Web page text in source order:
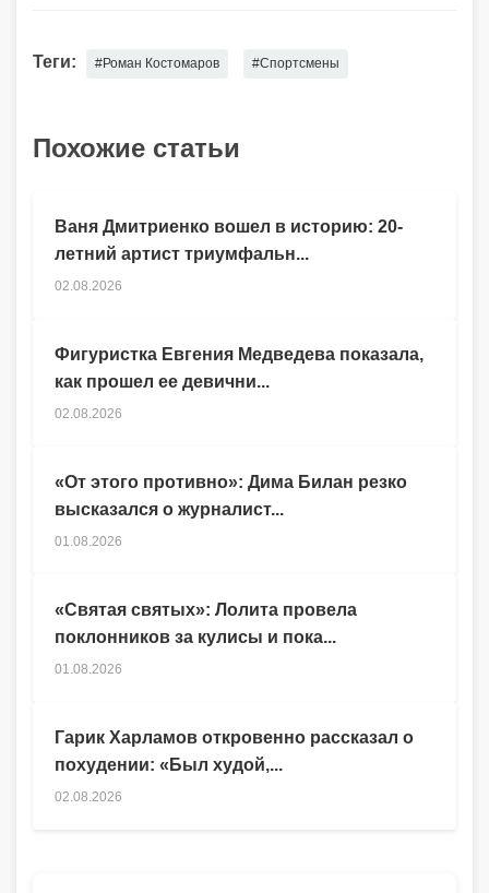
Теги: #Роман Костомаров #Спортсмены
Похожие статьи
Гарик Харламов откровенно рассказал о
похудении: «Был худой,...
02.08.2026
Ваня Дмитриенко вошел в историю: 20-
летний артист триумфальн...
02.08.2026
Фигуристка Евгения Медведева показала,
как прошел ее девични...
02.08.2026
«От этого противно»: Дима Билан резко
высказался о журналист...
01.08.2026
«Святая святых»: Лолита провела
поклонников за кулисы и пока...
01.08.2026